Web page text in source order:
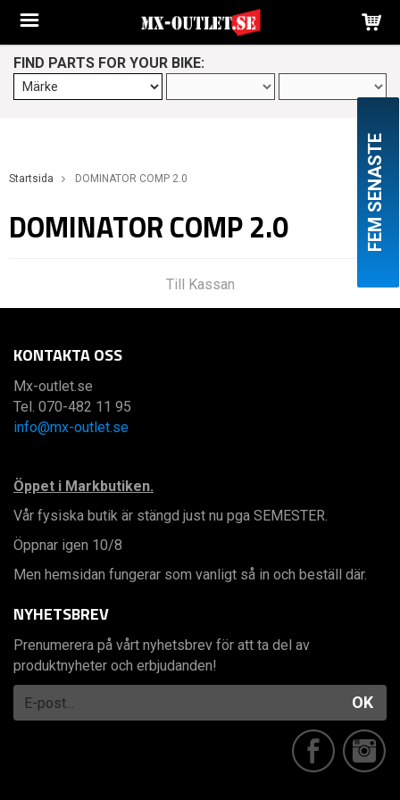
FIND PARTS FOR YOUR BIKE:
Startsida DOMINATOR COMP 2.0
DOMINATOR COMP 2.0
Till Kassan
FEM SENASTE
KONTAKTA OSS
Mx-outlet.se
Tel. 070-482 11 95
info@mx-outlet.se
Öppet i Markbutiken.
Vår fysiska butik är stängd just nu pga SEMESTER.
Öppnar igen 10/8
Men hemsidan fungerar som vanligt så in och beställ där.
NYHETSBREV
Prenumerera på vårt nyhetsbrev för att ta del av
produktnyheter och erbjudanden!
OK